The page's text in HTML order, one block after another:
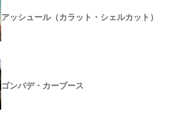
アッシュール（カラット・シェルカット）
ゴンバデ・カーブース